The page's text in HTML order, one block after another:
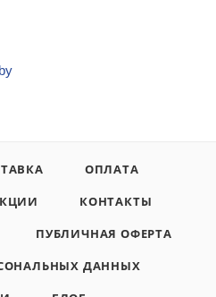
ОПЛАТА
КОНТАКТЫ
ПУБЛИЧНАЯ ОФЕРТА
ДАННЫХ